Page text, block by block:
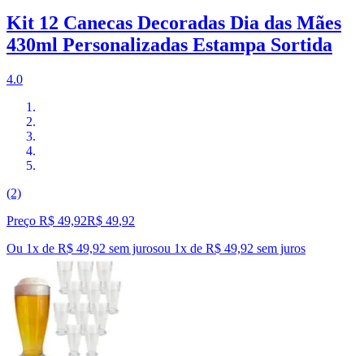
Kit 12 Canecas Decoradas Dia das Mães
430ml Personalizadas Estampa Sortida
4.0
(2)
Preço R$ 49,92R$ 49,92
Ou 1x de R$ 49,92 sem jurosou 1x de R$ 49,92 sem juros